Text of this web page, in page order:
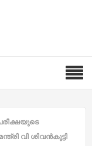
വി ശിവൻകുട്ടി